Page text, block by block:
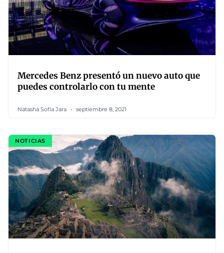
Mercedes Benz presentó un nuevo auto que
puedes controlarlo con tu mente
Natasha Sofía Jara septiembre 8, 2021
NOTICIAS